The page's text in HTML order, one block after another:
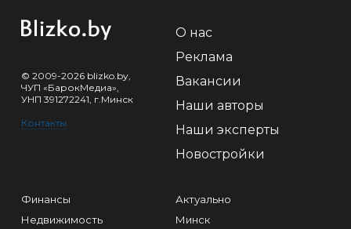
© 2009-2026 blizko.by,
ЧУП «БарокМедиа»,
УНП 391272241, г.Минск
Контакты
О нас
Реклама
Вакансии
Наши авторы
Наши эксперты
Новостройки
Финансы
Недвижимость
Актуально
Минск